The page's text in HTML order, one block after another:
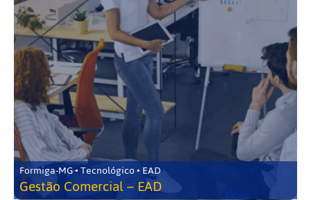
Formiga-MG • Tecnológico • EAD
Gestão Comercial – EAD